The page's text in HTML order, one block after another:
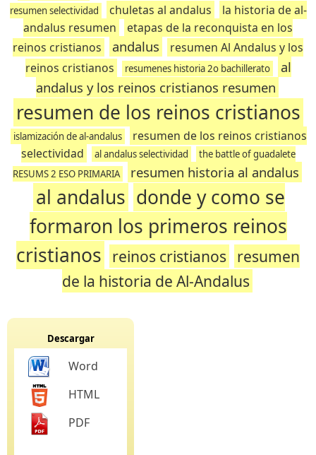
resumen selectividad
chuletas al andalus
la historia de al-
andalus resumen
etapas de la reconquista en los
reinos cristianos
andalus
resumen Al Andalus y los
reinos cristianos
resumenes historia 2o bachillerato
al
andalus y los reinos cristianos resumen
resumen de los reinos cristianos
islamización de al-andalus
resumen de los reinos cristianos
selectividad
al andalus selectividad
the battle of guadalete
RESUMS 2 ESO PRIMARIA
resumen historia al andalus
al andalus donde y como se
formaron los primeros reinos
cristianos reinos cristianos resumen
de la historia de Al-Andalus
Descargar
Word
HTML
PDF